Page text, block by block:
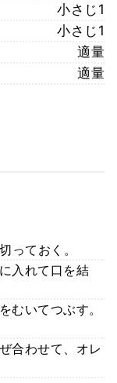
小さじ1
小さじ1
適量
適量
っておく。
入れて口を結
むいてつぶす。
合わせて、オレ